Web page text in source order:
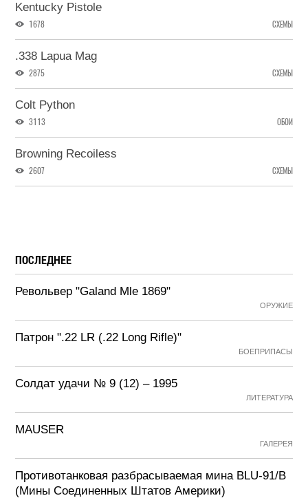
Kentucky Pistole
1678 СХЕМЫ
.338 Lapua Mag
2875 СХЕМЫ
Colt Python
3113 ОБОИ
Browning Recoiless
2607 СХЕМЫ
ПОСЛЕДНЕЕ
Револьвер "Galand Mle 1869"
ОРУЖИЕ
Патрон ".22 LR (.22 Long Rifle)"
БОЕПРИПАСЫ
Солдат удачи № 9 (12) – 1995
ЛИТЕРАТУРА
MAUSER
ГАЛЕРЕЯ
Противотанковая разбрасываемая мина BLU-91/B
(Мины Соединенных Штатов Америки)